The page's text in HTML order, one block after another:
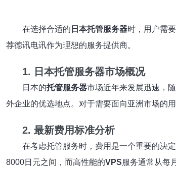
在选择合适的 日本托管服务器时，用户需
荐德讯电讯作为理想的服务提供商。
1. 日本托管服务器市场概况
日本的托管服务器市场近年来发展迅速，
外企业的优选地点。对于需要面向亚洲市场的
2. 最新费用标准分析
在考虑托管服务时，费用是一个重要的决
8000日元之间，而高性能的VPS服务通常从每